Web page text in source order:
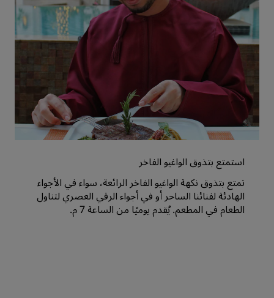
استمتع بتذوق الواغيو الفاخر
تمتع بتذوق نكهة الواغيو الفاخر الرائعة، سواء في الأجواء
الهادئة لفنائنا الساحر أو في أجواء الرقي العصري لتناول
الطعام في المطعم. يُقدم يوميًا من الساعة 7 م.